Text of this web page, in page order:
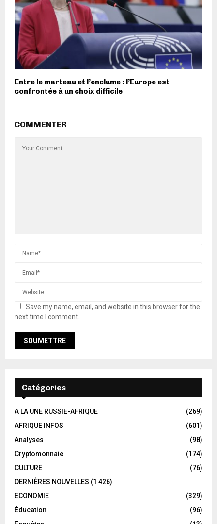
Entre le marteau et l’enclume : l’Europe est
confrontée à un choix difficile
COMMENTER
Save my name, email, and website in this browser for the
next time I comment.
Catégories
A LA UNE RUSSIE-AFRIQUE
(269)
AFRIQUE INFOS
(601)
Analyses
(98)
Cryptomonnaie
(174)
CULTURE
(76)
DERNIÈRES NOUVELLES (1 426)
ECONOMIE
(329)
Éducation
(96)